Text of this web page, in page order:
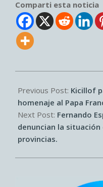
Comparti esta noticia
04-
22
Previous Post: Kicillof
homenaje al Papa
Next Post: Fernando
denuncian la
provincias.